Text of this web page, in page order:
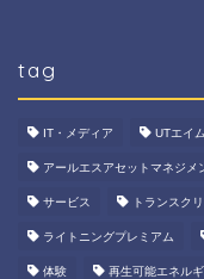
tag
IT・メディア UTエイム
アールエスアセットマネジメ
サービス トランスク
ライトニングプレミアム
体験 再生可能エネル